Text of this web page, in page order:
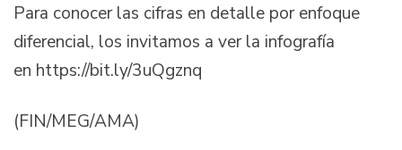
Para conocer las cifras en detalle por enfoque
diferencial, los invitamos a ver la infografía
en https://bit.ly/3uQgznq
(FIN/MEG/AMA)